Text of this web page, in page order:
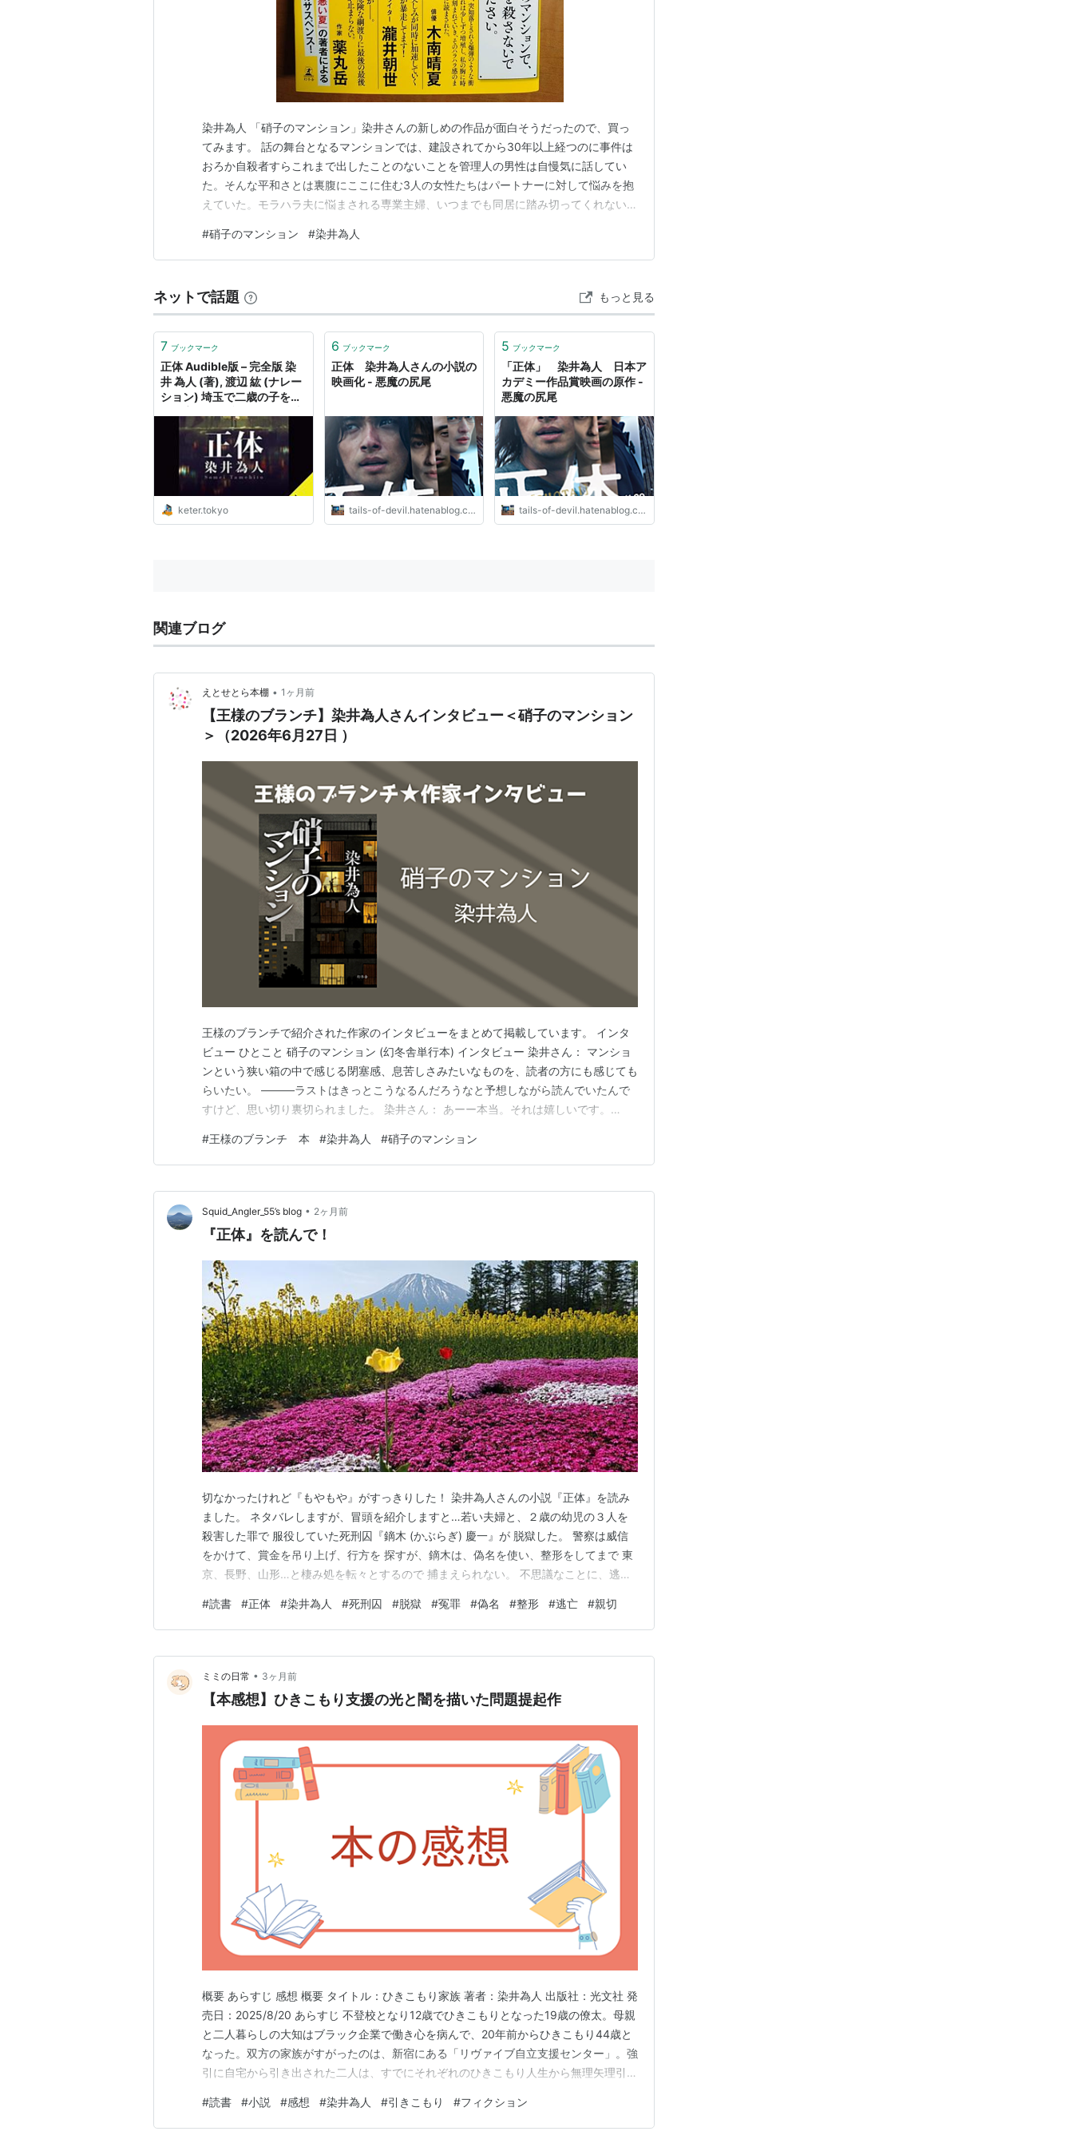
染井為人 「硝子のマンション」染井さんの新しめの作品が面白そうだったので、買っ
てみます。 話の舞台となるマンションでは、建設されてから30年以上経つのに事件は
おろか自殺者すらこれまで出したことのないことを管理人の男性は自慢気に話してい
た。そんな平和さとは裏腹にここに住む3人の女性たちはパートナーに対して悩みを抱
えていた。モラハラ夫に悩まされる専業主婦、いつまでも同居に踏み切ってくれない恋
後処理に悩む女性、といった悩みを持つ住人であった。夫を殺してしまった女性は子供
たちの未来のためにと遺体を解体しようとしたその時、下の…
#硝子のマンション #染井為人
ネットで話題 もっと見る
7 ブックマーク
正体 Audible版 – 完全版 染
井 為人 (著), 渡辺 紘 (ナレー
ション) 埼玉で二歳の子を含
決を受けている少年死刑囚が
脱獄した！ | book紹介
keter.tokyo
6 ブックマーク
正体 染井為人さんの小説の
映画化 - 悪魔の尻尾
tails-of-devil.hatenablog.com
5 ブックマーク
「正体」 染井為人 日本ア
カデミー作品賞映画の原作 -
悪魔の尻尾
tails-of-devil.hatenablog.com
関連ブログ
えとせとら本棚 • 1ヶ月前
【王様のブランチ】染井為人さんインタビュー＜硝子のマンション
＞（2026年6月27日 ）
王様のブランチで紹介された作家のインタビューをまとめて掲載しています。 インタ
ビュー ひとこと 硝子のマンション (幻冬舎単行本) インタビュー 染井さん： マンショ
ンという狭い箱の中で感じる閉塞感、息苦しさみたいなものを、読者の方にも感じても
らいたい。 ―――ラストはきっとこうなるんだろうなと予想しながら読んでいたんで
すけど、思い切り裏切られました。 染井さん： あーー本当。それは嬉しいです。
なる。 染井さん： 最初は夫がひきこもちゃっててとか、暴力をふるうとか、そこで悩
んでいる遥香さんを書こうかなと思ったんです…
#王様のブランチ 本 #染井為人 #硝子のマンション
Squid_Angler_55’s blog • 2ヶ月前
『正体』を読んで！
切なかったけれど『もやもや』がすっきりした！ 染井為人さんの小説『正体』を読み
ました。 ネタバレしますが、冒頭を紹介しますと…若い夫婦と、２歳の幼児の３人を
殺害した罪で 服役していた死刑囚『鏑木 (かぶらぎ) 慶一』が 脱獄した。 警察は威信
をかけて、賞金を吊り上げ、行方を 探すが、鏑木は、偽名を使い、整形をしてまで 東
京、長野、山形…と棲み処を転々とするので 捕まえられない。 不思議なことに、逃亡
たと、恩義に思う人もいるくらい 親切で、正義感が強い人物像が浮かんでくる。 １年
越える逃亡劇の裏には、なにかどうしても…
#読書 #正体 #染井為人 #死刑囚 #脱獄 #冤罪 #偽名 #整形 #逃亡 #親切
ミミの日常 • 3ヶ月前
【本感想】ひきこもり支援の光と闇を描いた問題提起作
概要 あらすじ 感想 概要 タイトル：ひきこもり家族 著者：染井為人 出版社：光文社 発
売日：2025/8/20 あらすじ 不登校となり12歳でひきこもりとなった19歳の僚太。母親
と二人暮らしの大知はブラック企業で働き心を病んで、20年前からひきこもり44歳と
なった。双方の家族がすがったのは、新宿にある「リヴァイブ自立支援センター」。強
引に自宅から引き出された二人は、すでにそれぞれのひきこもり人生から無理矢理引き
官が営む熊本の研修施設で囚人のような生活を強いられる。施設長は辺見未知留という
プロレスラーのような巨体…
#読書 #小説 #感想 #染井為人 #引きこもり #フィクション